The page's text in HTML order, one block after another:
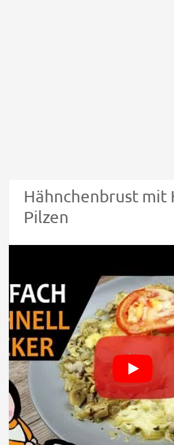
Hähnchenbrust mit
Pilzen